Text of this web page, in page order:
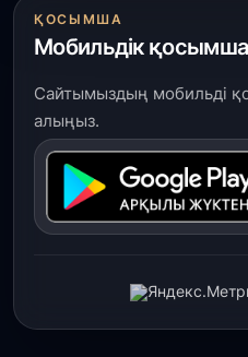
ҚОСЫМША
Мобильдік қосымша
Сайтымыздың мобильді
алыңыз.